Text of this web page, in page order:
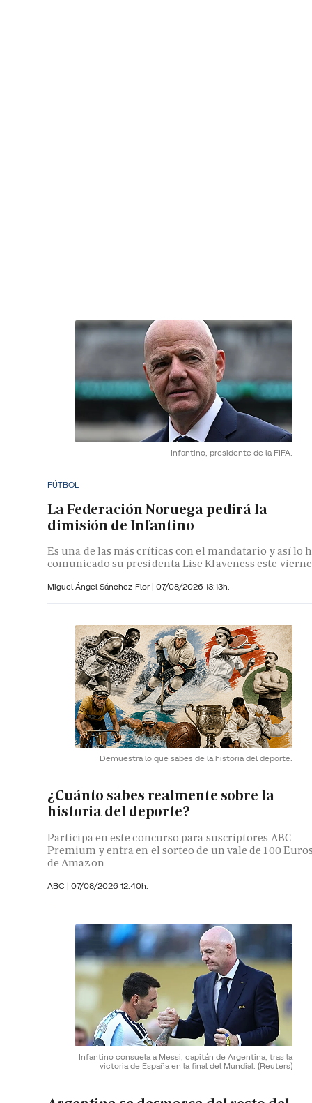
Infantino, presidente de la FIFA.
FÚTBOL
La Federación Noruega pedirá la
dimisión de Infantino
Es una de las más críticas con el mandatario y así lo
comunicado su presidenta Lise Klaveness este
Miguel Ángel Sánchez-Flor | 07/08/2026 13:13h.
Demuestra lo que sabes de la historia del deporte.
¿Cuánto sabes realmente sobre la
historia del deporte?
Participa en este concurso para suscriptores ABC
Premium y entra en el sorteo de un vale de 100
de Amazon
ABC | 07/08/2026 12:40h.
Infantino consuela a Messi, capitán de Argentina, tras la
victoria de España en la final del Mundial. (Reuters)